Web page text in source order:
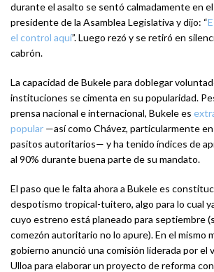
durante el asalto se sentó calmadamente en
presidente de la Asamblea Legislativa y dijo: “
el control aquí”. Luego rezó y se retiró en
cabrón.
La capacidad de Bukele para doblegar
instituciones se cimenta en su popularidad.
prensa nacional e internacional, Bukele es
popular —así como Chávez, particularmente
pasitos autoritarios— y ha tenido índices de
al 90% durante buena parte de su mandato.
El paso que le falta ahora a Bukele es
despotismo tropical-tuitero, algo para lo cual
cuyo estreno está planeado para septiembre
comezón autoritario no lo apure). En el mismo
gobierno anunció una comisión liderada por el
Ulloa para elaborar un proyecto de reforma